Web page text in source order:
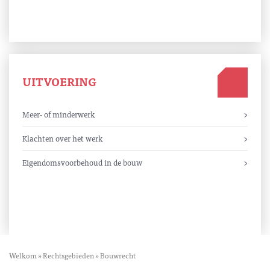
UITVOERING
Meer- of minderwerk
Klachten over het werk
Eigendomsvoorbehoud in de bouw
Welkom»Rechtsgebieden»Bouwrecht